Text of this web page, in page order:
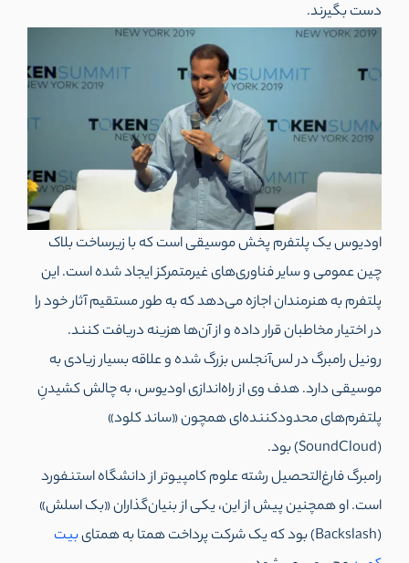
دست بگیرند.
اودیوس یک پلتفرم پخش موسیقی است که با زیرساخت بلاک
چین عمومی و سایر فناوری‌های غیرمتمرکز ایجاد شده است. این
پلتفرم به هنرمندان اجازه می‌دهد که به طور مستقیم آثار خود را
در اختیار مخاطبان قرار داده و از آن‌ها هزینه دریافت کنند.
رونیل رامبرگ در لس‌آنجلس بزرگ شده و علاقه بسیار زیادی به
موسیقی دارد. هدف وی از راه‌اندازی اودیوس، به چالش کشیدنِ
پلتفرم‌های محدودکننده‌ای همچون «ساند کلود»
(SoundCloud) بود.
رامبرگ فارغ‌التحصیل رشته علوم کامپیوتر از دانشگاه استنفورد
است. او همچنین پیش از این، یکی از بنیان‌گذاران «بک اسلش»
(Backslash) بود که یک شرکت پرداخت همتا به همتای
بیت